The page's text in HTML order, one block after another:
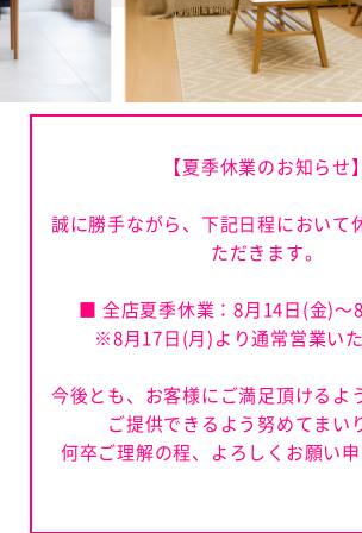
【夏季休業のお知らせ】
誠に勝手ながら、下記日程において
ただきます。
■ 全店夏季休業：8月14日(金)～
※8月17日(月)より通常営業いた
今後とも、お客様にご満足頂けるよ
ご提供できるよう努めてまい
何卒ご理解の程、よろしくお願い申